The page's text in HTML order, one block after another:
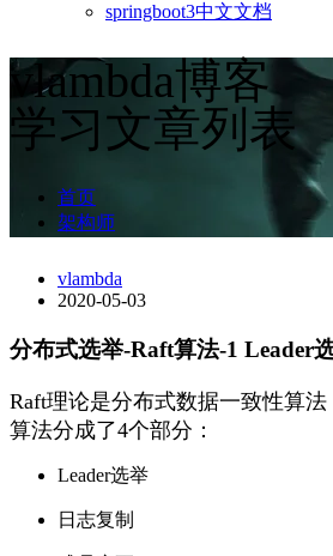
springboot3中文文档
vlambda博客
学习文章列表
首页
架构师
vlambda
2020-05-03
分布式选举-Raft算法-1 Leader
Raft理论是分布式数据一致性算
算法分成了4个部分：
Leader选举
日志复制